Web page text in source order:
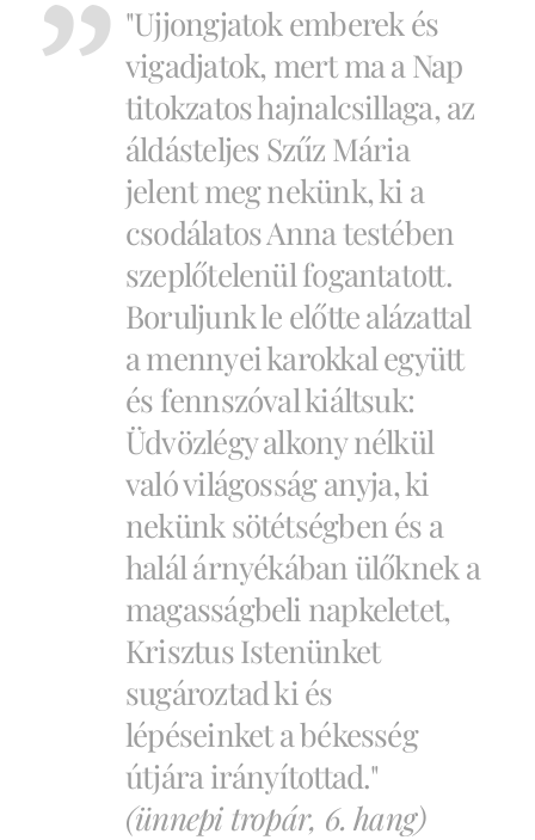
"Ujjongjatok emberek és
vigadjatok, mert ma a Nap
titokzatos hajnalcsillaga, az
áldásteljes Szűz Mária
jelent meg nekünk, ki a
csodálatos Anna testében
szeplőtelenül fogantatott.
Boruljunk le előtte alázattal
a mennyei karokkal együtt
és fennszóval kiáltsuk:
Üdvözlégy alkony nélkül
való világosság anyja, ki
nekünk sötétségben és a
halál árnyékában ülőknek a
magasságbeli napkeletet,
Krisztus Istenünket
sugároztad ki és
lépéseinket a békesség
útjára irányítottad."
(ünnepi tropár, 6. hang)